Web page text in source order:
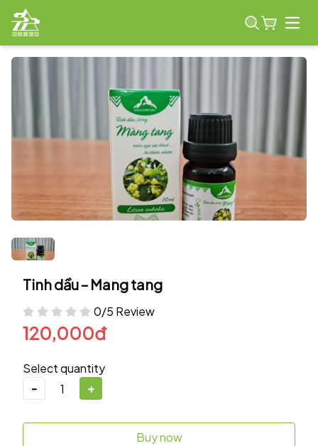
Tinh dầu – Mang tang
0/5 Review
120,000đ
Select quantity
-
+
Buy now